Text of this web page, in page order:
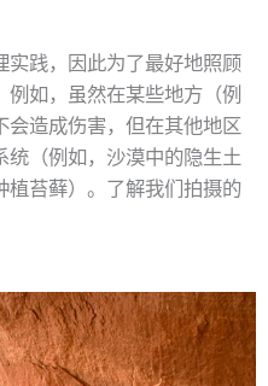
实践，因此为了最好地照顾
如，虽然在某些地方（例
会造成伤害，但在其他地区
（例如，沙漠中的隐生土
植苔藓）。了解我们拍摄的